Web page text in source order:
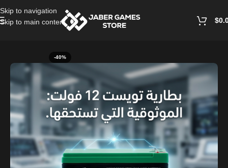
Skip to navigation
Skip to main content
$
-40%